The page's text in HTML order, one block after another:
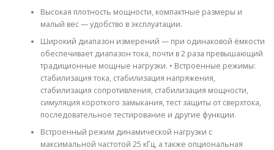
Высокая плотность мощности, компактные размеры и
малый вес — удобство в эксплуатации.
Широкий диапазон измерений — при одинаковой ёмкости
обеспечивает диапазон тока, почти в 2 раза превышающий
традиционные мощные нагрузки. • Встроенные режимы:
стабилизация тока, стабилизация напряжения,
стабилизация сопротивления, стабилизация мощности,
симуляция короткого замыкания, тест защиты от сверхтока,
последовательное тестирование и другие функции.
Встроенный режим динамической нагрузки с
максимальной частотой 25 кГц, а также опциональная